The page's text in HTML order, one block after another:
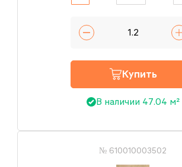
Купить
В наличии 47.04 м²
№ 610010003502